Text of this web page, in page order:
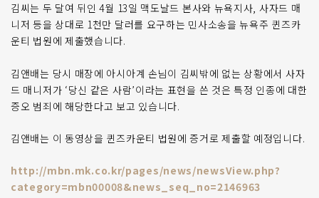
김씨는 두 달여 뒤인 4월 13일 맥도날드 본사와 뉴욕지사, 사자드 매
니저 등을 상대로 1천만 달러를 요구하는 민사소송을 뉴욕주 퀸즈카
운티 법원에 제출했습니다.
김앤배는 당시 매장에 아시아계 손님이 김씨밖에 없는 상황에서 사자
드 매니저가 ‘당신 같은 사람’이라는 표현을 쓴 것은 특정 인종에 대한
증오 범죄에 해당한다고 보고 있습니다.
김앤배는 이 동영상을 퀸즈카운티 법원에 증거로 제출할 예정입니다.
http://mbn.mk.co.kr/pages/news/newsView.php?
category=mbn00008&news_seq_no=2146963